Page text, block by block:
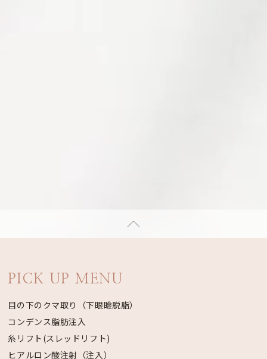
PICK UP MENU
目の下のクマ取り（下眼瞼脱脂）
コンデンス脂肪注入
糸リフト(スレッドリフト)
ヒアルロン酸注射（注入）